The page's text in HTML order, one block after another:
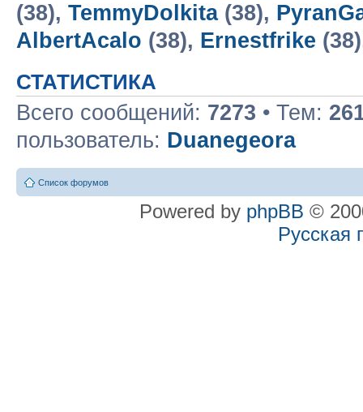
(38), TemmyDolkita(38),
AlbertAcalo (38), Ernestfrike
СТАТИСТИКА
Всего сообщений: 7273 • Тем:
пользователь: Duanegeora
Список форумов
Powered by phpBB ©
Русская